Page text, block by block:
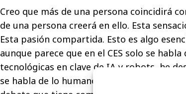
Creo que más de una persona coincidirá
de una persona creerá en ello. Esta
Esta pasión compartida. Esto es algo
aunque parece que en el CES solo se
tecnológicas en clave de IA y robots, he
se habla de lo humano desde el ámbito de